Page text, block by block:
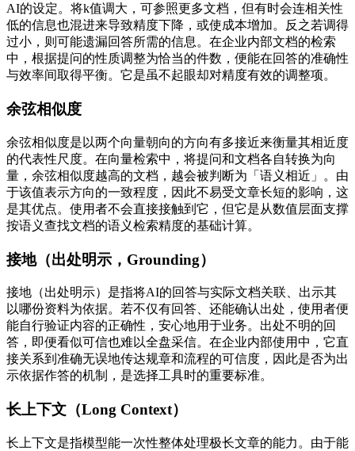
AI的设定。将k值调大，可参照更多文档，但有时会连相关性
低的信息也混进来导致精度下降，或使成本增加。反之若调得
过小，则可能遗漏回答所需的信息。在企业内部文档的检索
中，根据提问的性质调整为恰当的件数，便能在回答的准确性
与效率间取得平衡。它是虽不起眼却对精度有效的调整项。
余弦相似度
余弦相似度是以两个向量朝向的方向有多接近来衡量其相近度
的代表性尺度。在向量检索中，将提问和文档各自转换为向
量，余弦相似度越高的文档，越会被判断为「语义相近」。由
于该值表示方向的一致程度，因此不易受文章长短的影响，这
是其优点。使用者不会直接接触到它，但它是从数值层面支撑
按语义查找文档的语义检索精度的基础计算。
接地（出处明示，Grounding）
接地（出处明示）是指将AI的回答与实际文档关联、出示其
以哪份资料为依据。若不仅有回答、还能确认出处，使用者便
能自行验证内容的正确性，安心地用于业务。出处不明的回
答，即便看似可信也难以全盘采信。在企业内部使用中，它直
接关系到准确无误地传达规章和流程的可信度，因此是否为出
示依据作答的机制，是选择工具时的重要标准。
长上下文（Long Context）
长上下文是指模型能一次性整体处理极长文章的能力。由于能